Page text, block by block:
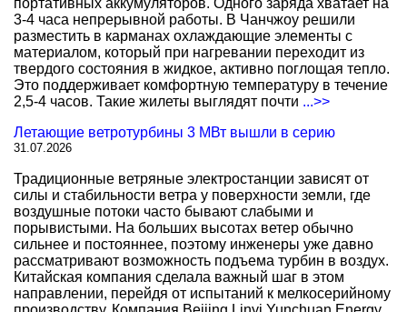
портативных аккумуляторов. Одного заряда хватает на
3-4 часа непрерывной работы. В Чанчжоу решили
разместить в карманах охлаждающие элементы с
материалом, который при нагревании переходит из
твердого состояния в жидкое, активно поглощая тепло.
Это поддерживает комфортную температуру в течение
2,5-4 часов. Такие жилеты выглядят почти ...>>
Летающие ветротурбины 3 МВт вышли в серию
31.07.2026
Традиционные ветряные электростанции зависят от
силы и стабильности ветра у поверхности земли, где
воздушные потоки часто бывают слабыми и
порывистыми. На больших высотах ветер обычно
сильнее и постояннее, поэтому инженеры уже давно
рассматривают возможность подъема турбин в воздух.
Китайская компания сделала важный шаг в этом
направлении, перейдя от испытаний к мелкосерийному